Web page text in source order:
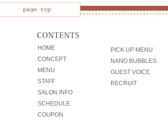
HOME
CONCEPT
MENU
STAFF
SALON INFO
SCHEDULE
COUPON
PICK UP MENU
NANO BUBBLES
GUEST VOICE
RECRUIT